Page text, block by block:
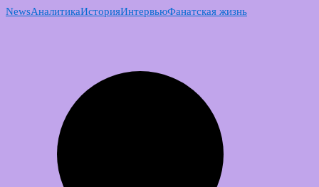
NewsАналитикаИсторияИнтервьюФанатская жизнь